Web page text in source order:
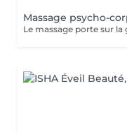
Massage psycho-